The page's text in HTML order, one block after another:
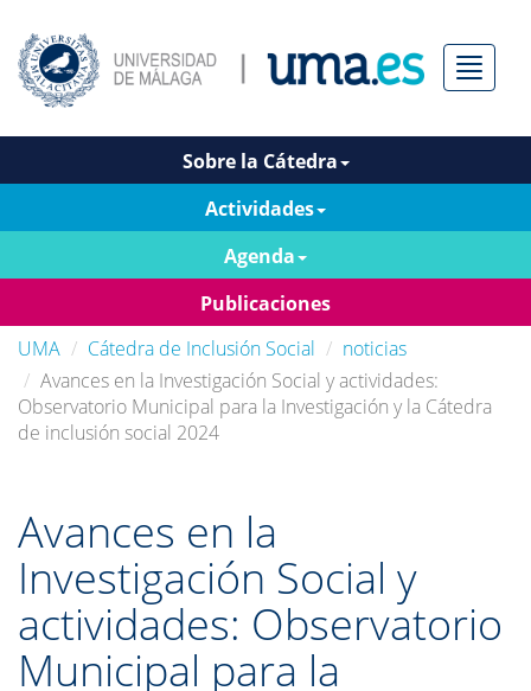
Menú
Sobre la Cátedra
Actividades
Agenda
Publicaciones
UMA
Cátedra de Inclusión Social
noticias
Avances en la Investigación Social y actividades:
Observatorio Municipal para la Investigación y la Cátedra
de inclusión social 2024
Avances en la
Investigación Social y
actividades: Observatorio
Municipal para la